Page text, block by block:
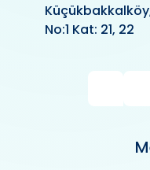
No:1 Kat: 21, 22